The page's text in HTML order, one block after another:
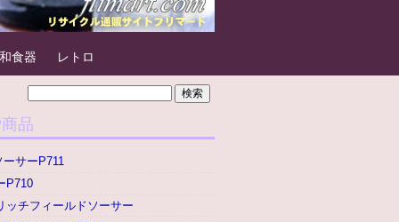
和食器 レトロ
品
ーサーP711
P710
ッチフィールドソーサー